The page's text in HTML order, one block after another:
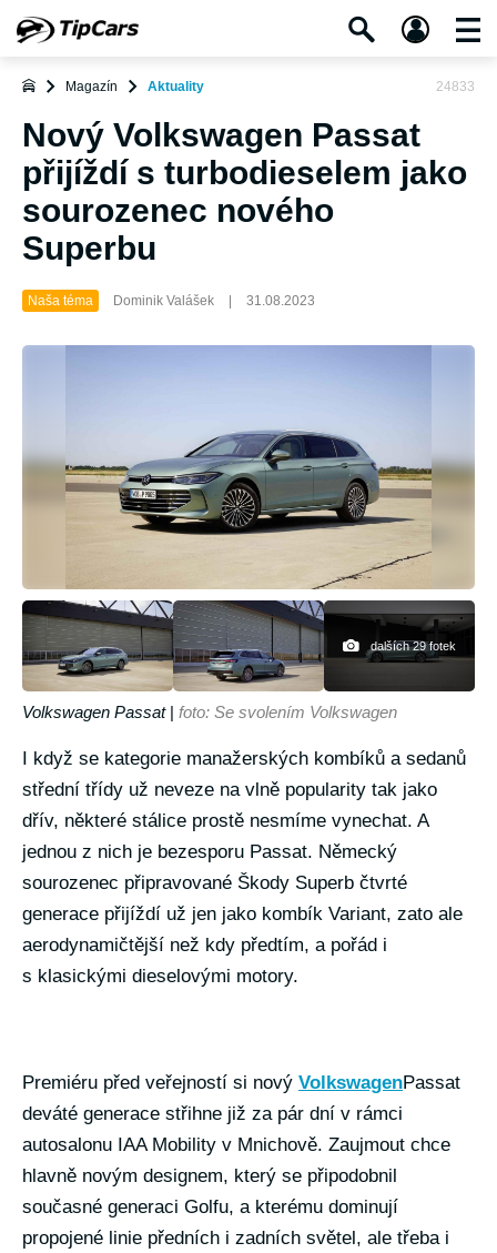
Magazín Aktuality 24833
Nový Volkswagen Passat
přijíždí s turbodieselem jako
sourozenec nového
Superbu
Naša téma Dominik Valášek 31.08.2023
dalších 29 fotek
Volkswagen Passat| foto: Se svolením Volkswagen
I když se kategorie manažerských kombíků a sedanů
střední třídy už neveze na vlně popularity tak jako
dřív, některé stálice prostě nesmíme vynechat. A
jednou z nich je bezesporu Passat. Německý
sourozenec připravované Škody Superb čtvrté
generace přijíždí už jen jako kombík Variant, zato ale
aerodynamičtější než kdy předtím, a pořád i
s klasickými dieselovými motory.
Premiéru před veřejností si nový VolkswagenPassat
deváté generace střihne již za pár dní v rámci
autosalonu IAA Mobility v Mnichově. Zaujmout chce
hlavně novým designem, který se připodobnil
současné generaci Golfu, a kterému dominují
propojené linie předních i zadních světel, ale třeba i